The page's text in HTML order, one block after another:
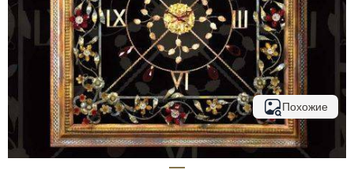
Похожие